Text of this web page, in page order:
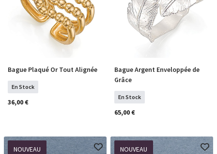
COMMANDER
Bague Plaqué Or Tout Alignée
En Stock
36,00 €
Sélectionner Tailles
Bague Argent Enveloppée de
Grâce
En Stock
65,00 €
NOUVEAU NOUVEAU